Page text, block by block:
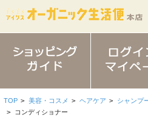
TOP > 美容・コスメ > ヘアケア > シャンプ
> コンディショナー